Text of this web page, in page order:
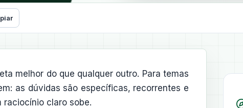
melhor do que qualquer outro. Para temas
as dúvidas são específicas, recorrentes e
raciocínio claro sobe.